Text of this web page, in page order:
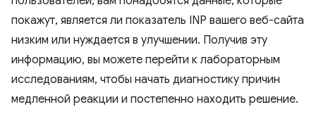
покажут, является ли показатель INP вашего веб-сайта
низким или нуждается в улучшении. Получив эту
информацию, вы можете перейти к лабораторным
исследованиям, чтобы начать диагностику причин
медленной реакции и постепенно находить решение.